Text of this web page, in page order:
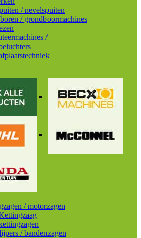
/ nevelspuiten
/ grondboormachines
/
/ motorzagen
/ bandenzagen